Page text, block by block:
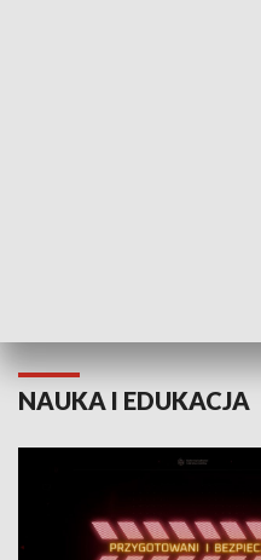
NAUKA I EDUKACJA